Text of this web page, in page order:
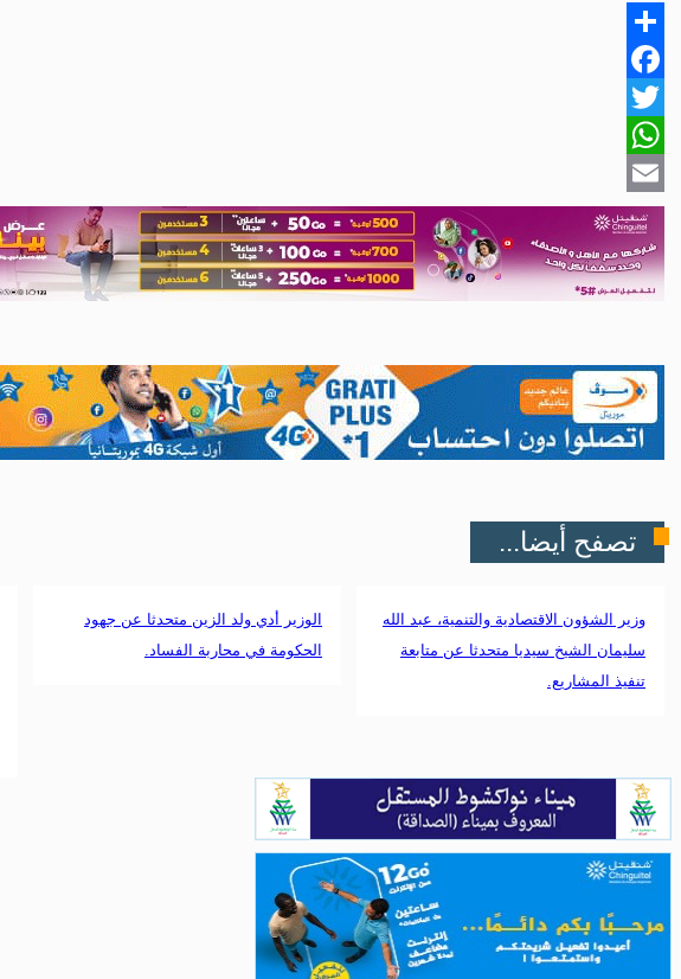
Share
Facebook
Twitter
WhatsApp
Email
تصفح أيضا...
وزير الشؤون الاقتصادية والتنمية، عبد الله
سليمان الشيخ سيديا متحدثا عن متابعة
تنفيذ المشاريع.
الوزير أدي ولد الزين متحدثا عن جهود
الحكومة في محاربة الفساد.